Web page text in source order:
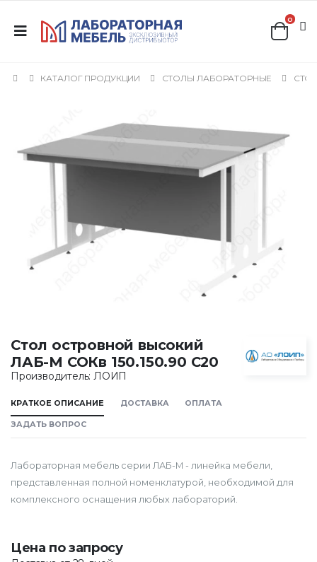
0
КАТАЛОГ ПРОДУКЦИИ СТОЛЫ ЛАБОРАТОРНЫЕ
Стол островной высокий
ЛАБ-М СОКв 150.150.90 С20
Производитель: ЛОИП
КРАТКОЕ ОПИСАНИЕ ДОСТАВКА ОПЛАТА
ЗАДАТЬ ВОПРОС
Лабораторная мебель серии ЛАБ-М - линейка мебели,
представленная полной номенклатурой, необходимой для
комплексного оснащения любых лабораторий.
Цена по запросу